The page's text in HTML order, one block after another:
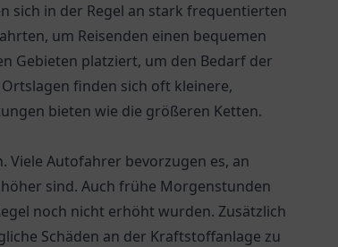
sich in der Regel an stark frequentierten
um Reisenden einen bequemen
Gebieten platziert, um den Bedarf der
finden sich oft kleinere,
bieten wie die größeren Ketten.
Viele Autofahrer bevorzugen es, an
sind. Auch frühe Morgenstunden
noch nicht erhöht wurden. Zusätzlich
Schäden an der Kraftstoffanlage zu